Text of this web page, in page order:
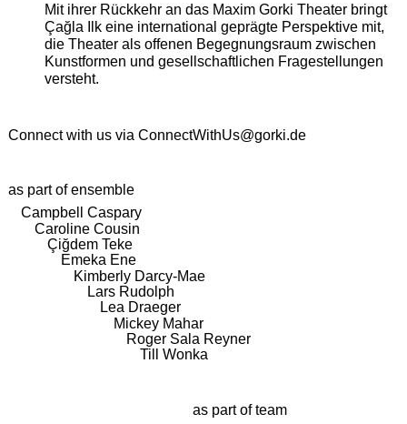
Mit ihrer Rückkehr an das Maxim Gorki Theater bringt
Çağla Ilk eine international geprägte Perspektive mit,
die Theater als offenen Begegnungsraum zwischen
Kunstformen und gesellschaftlichen Fragestellungen
versteht.
Connect with us via ConnectWithUs@gorki.de
as part of ensemble
Campbell Caspary
Caroline Cousin
Çiğdem Teke
Emeka Ene
Kimberly Darcy-Mae
Lars Rudolph
Lea Draeger
Mickey Mahar
Roger Sala Reyner
Till Wonka
as part of team